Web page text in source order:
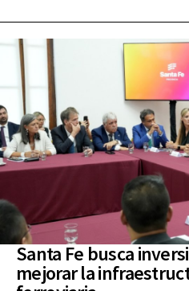
Santa Fe busca
mejorar la